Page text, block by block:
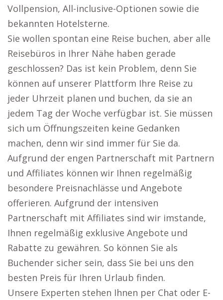
Vollpension, All-inclusive-Optionen sowie die
bekannten Hotelsterne.
Sie wollen spontan eine Reise buchen, aber alle
Reisebüros in Ihrer Nähe haben gerade
geschlossen? Das ist kein Problem, denn Sie
können auf unserer Plattform Ihre Reise zu
jeder Uhrzeit planen und buchen, da sie an
jedem Tag der Woche verfügbar ist. Sie müssen
sich um Öffnungszeiten keine Gedanken
machen, denn wir sind immer für Sie da.
Aufgrund der engen Partnerschaft mit Partnern
und Affiliates können wir Ihnen regelmäßig
besondere Preisnachlässe und Angebote
offerieren. Aufgrund der intensiven
Partnerschaft mit Affiliates sind wir imstande,
Ihnen regelmäßig exklusive Angebote und
Rabatte zu gewähren. So können Sie als
Buchender sicher sein, dass Sie bei uns den
besten Preis für Ihren Urlaub finden.
Unsere Experten stehen Ihnen per Chat oder E-